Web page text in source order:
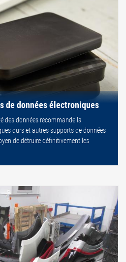
de données électroniques
des données recommande la
durs et autres supports de données
de détruire définitivement les